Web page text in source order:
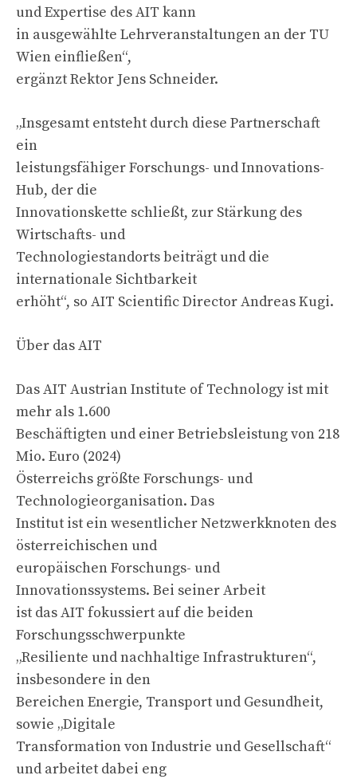
und Expertise des AIT kann
in ausgewählte Lehrveranstaltungen an der TU
Wien einfließen“,
ergänzt Rektor Jens Schneider.
„Insgesamt entsteht durch diese Partnerschaft
ein
leistungsfähiger Forschungs- und Innovations-
Hub, der die
Innovationskette schließt, zur Stärkung des
Wirtschafts- und
Technologiestandorts beiträgt und die
internationale Sichtbarkeit
erhöht“, so AIT Scientific Director Andreas Kugi.
Über das AIT
Das AIT Austrian Institute of Technology ist mit
mehr als 1.600
Beschäftigten und einer Betriebsleistung von 218
Mio. Euro (2024)
Österreichs größte Forschungs- und
Technologieorganisation. Das
Institut ist ein wesentlicher Netzwerkknoten des
österreichischen und
europäischen Forschungs- und
Innovationssystems. Bei seiner Arbeit
ist das AIT fokussiert auf die beiden
Forschungsschwerpunkte
„Resiliente und nachhaltige Infrastrukturen“,
insbesondere in den
Bereichen Energie, Transport und Gesundheit,
sowie „Digitale
Transformation von Industrie und Gesellschaft“
und arbeitet dabei eng